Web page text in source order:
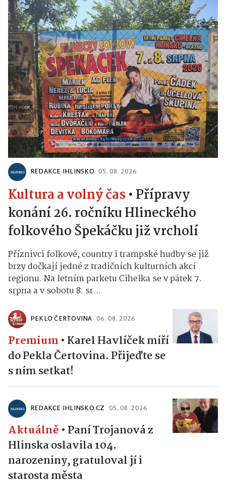
REDAKCE IHLINSKO 05. 08. 2026
Kultura a volný čas• Přípravy
konání 26. ročníku Hlineckého
folkového Špekáčku již vrcholí
Příznivci folkové, country i trampské hudby se již
brzy dočkají jedné z tradičních kulturních akcí
regionu. Na letním parketu Cihelka se v pátek 7.
srpna a v sobotu 8. sr...
PEKLO ČERTOVINA 06. 08. 2026
Premium • Karel Havlíček míří
do Pekla Čertovina. Přijeďte se
s ním setkat!
REDAKCE IHLINSKO.CZ 05. 08. 2026
Aktuálně • Paní Trojanová z
Hlinska oslavila 104.
narozeniny, gratuloval jí i
starosta města